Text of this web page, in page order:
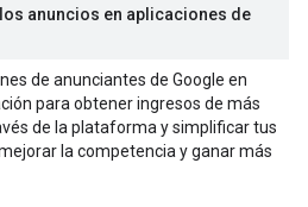
anuncios en aplicaciones de
de anunciantes de Google en
para obtener ingresos de más
de la plataforma y simplificar tus
la competencia y ganar más